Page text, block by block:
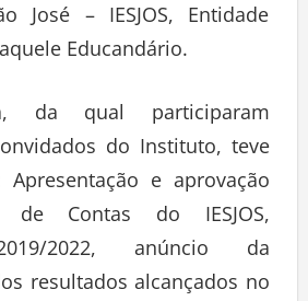
José – IESJOS, Entidade
Educandário.
da qual participaram
do Instituto, teve
e aprovação
de Contas do IESJOS,
2022, anúncio da
resultados alcançados no